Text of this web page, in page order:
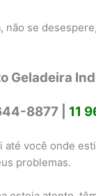
não se
Geladeira
8877 | 11
até você onde
problemas.